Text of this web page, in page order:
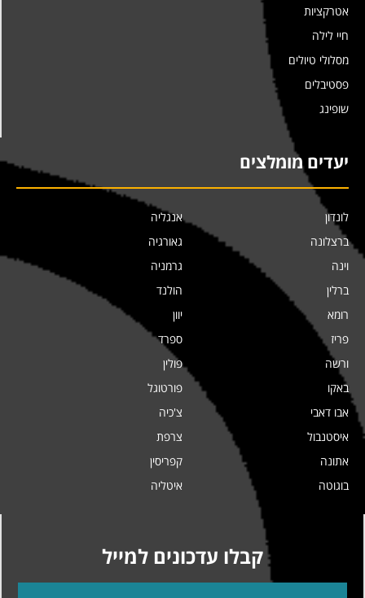
אטרקציות
חיי לילה
מסלולי טיולים
פסטיבלים
שופינג
יעדים מומלצים
לונדון
ברצלונה
וינה
ברלין
רומא
פריז
ורשה
באקו
אבו דאבי
איסטנבול
אתונה
בוגוטה
אנגליה
גאורגיה
גרמניה
הולנד
יוון
ספרד
פולין
פורטוגל
צ'כיה
צרפת
קפריסין
איטליה
קבלו עדכונים למייל